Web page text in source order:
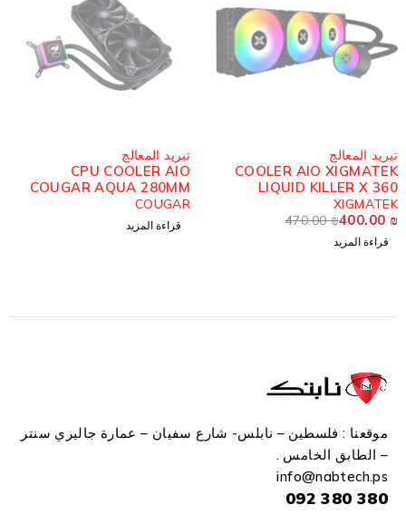
تبريد المعالج
COOLER AIO XIGMATEK
LIQUID KILLER X 360
ARGB
XIGMATEK
470.00₪400.00₪
قراءة المزيد
تبريد المعالج
CPU COOLER AIO
COUGAR AQUA 280MM
ARGB
COUGAR
قراءة المزيد
موقعنا : فلسطين – نابلس- شارع سفيان – عمارة جاليري سنتر
– الطابق الخامس .
info@nabtech.ps
380 380 092